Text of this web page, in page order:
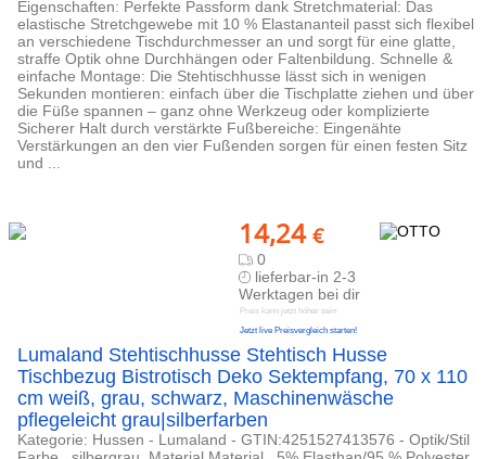
Eigenschaften: Perfekte Passform dank Stretchmaterial: Das
elastische Stretchgewebe mit 10 % Elastananteil passt sich flexibel
an verschiedene Tischdurchmesser an und sorgt für eine glatte,
straffe Optik ohne Durchhängen oder Faltenbildung. Schnelle &
einfache Montage: Die Stehtischhusse lässt sich in wenigen
Sekunden montieren: einfach über die Tischplatte ziehen und über
die Füße spannen – ganz ohne Werkzeug oder komplizierte
Sicherer Halt durch verstärkte Fußbereiche: Eingenähte
Verstärkungen an den vier Fußenden sorgen für einen festen Sitz
und ...
14,24 €
0
lieferbar-in 2-3
Werktagen bei dir
Preis kann jetzt höher sein
Jetzt live Preisvergleich starten!
Lumaland Stehtischhusse Stehtisch Husse
Tischbezug Bistrotisch Deko Sektempfang, 70 x 110
cm weiß, grau, schwarz, Maschinenwäsche
pflegeleicht grau|silberfarben
Kategorie: Hussen - Lumaland - GTIN:4251527413576 - Optik/Stil